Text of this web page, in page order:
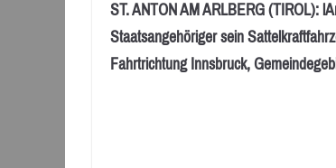
ST. ANTON AM ARLBERG (TIROL):
Staatsangehöriger sein
Fahrtrichtung Innsbruck,